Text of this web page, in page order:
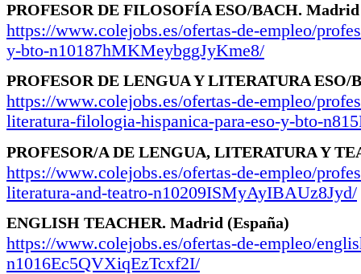
PROFESOR DE FILOSOFÍA ESO/BACH.
https://www.colejobs.es/ofertas-de-empleo/
y-bto-n10187hMKMeybggJyKme8/
PROFESOR DE LENGUA Y LITERATURA ESO/
https://www.colejobs.es/ofertas-de-empleo/
literatura-filologia-hispanica-para-eso-y-bto-
PROFESOR/A DE LENGUA, LITERATURA Y
https://www.colejobs.es/ofertas-de-empleo/
literatura-and-teatro-n10209ISMyAyIBAUz8Jyd/
ENGLISH TEACHER. Madrid (España)
https://www.colejobs.es/ofertas-de-empleo/
n1016Ec5QVXiqEzTcxf2I/